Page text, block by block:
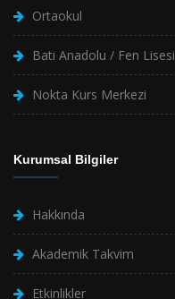
Ortaokul
Batı Anadolu / Fen Lisesi
Nokta Kurs Merkezi
Kurumsal Bilgiler
Hakkında
Akademik Takvim
Etkinlikler